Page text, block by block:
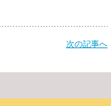
次の記事へ